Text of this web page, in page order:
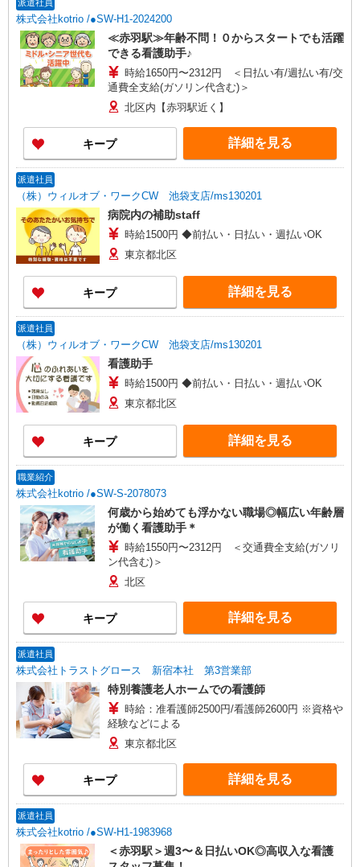
派遣社員
株式会社kotrio /●SW-H1-2024200
≪赤羽駅≫年齢不問！０からスタートでも活躍
できる看護助手♪
時給1650円〜2312円 ＜日払い有/週払い有/交
通費全支給(ガソリン代含む)＞
北区内【赤羽駅近く】
キープ 詳細を見る
派遣社員
（株）ウィルオブ・ワークCW 池袋支店/ms130201
病院内の補助staff
時給1500円 ◆前払い・日払い・週払いOK
東京都北区
キープ 詳細を見る
派遣社員
（株）ウィルオブ・ワークCW 池袋支店/ms130201
看護助手
時給1500円 ◆前払い・日払い・週払いOK
東京都北区
キープ 詳細を見る
職業紹介
株式会社kotrio /●SW-S-2078073
何歳から始めても浮かない職場◎幅広い年齢層
が働く看護助手＊
時給1550円〜2312円 ＜交通費全支給(ガソリ
ン代含む)＞
北区
キープ 詳細を見る
派遣社員
株式会社トラストグロース 新宿本社 第3営業部
特別養護老人ホームでの看護師
時給：准看護師2500円/看護師2600円 ※資格や
経験などによる
東京都北区
キープ 詳細を見る
派遣社員
株式会社kotrio /●SW-H1-1983968
＜赤羽駅＞週3〜＆日払いOK◎高収入な看護